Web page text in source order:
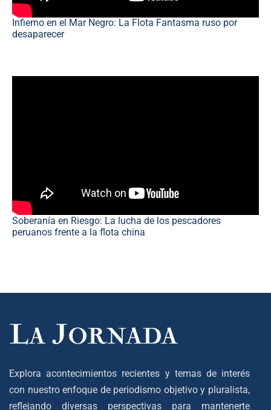
Infierno en el Mar Negro: La Flota Fantasma ruso por
desaparecer
Soberanía en Riesgo: La lucha de los pescadores
peruanos frente a la flota china
Explora acontecimientos recientes y temas de interés
con nuestro enfoque de periodismo objetivo y pluralista,
reflejando diversas perspectivas para mantenerte